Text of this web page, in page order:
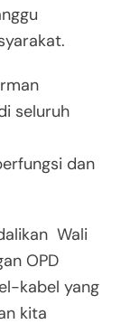
seluruh
dan
Wali
OPD
kabel yang
kita